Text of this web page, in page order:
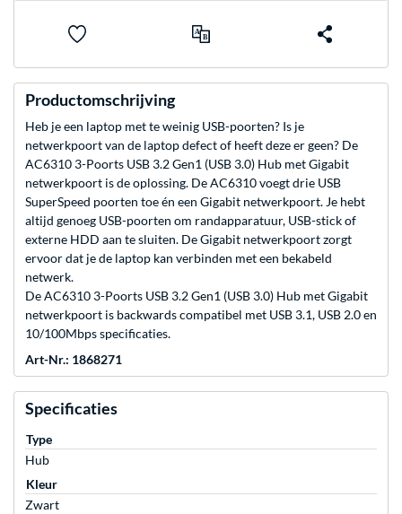
Productomschrijving
Heb je een laptop met te weinig USB-poorten? Is je
netwerkpoort van de laptop defect of heeft deze er geen? De
AC6310 3-Poorts USB 3.2 Gen1 (USB 3.0) Hub met Gigabit
netwerkpoort is de oplossing. De AC6310 voegt drie USB
SuperSpeed poorten toe én een Gigabit netwerkpoort. Je hebt
altijd genoeg USB-poorten om randapparatuur, USB-stick of
externe HDD aan te sluiten. De Gigabit netwerkpoort zorgt
ervoor dat je de laptop kan verbinden met een bekabeld
netwerk.
De AC6310 3-Poorts USB 3.2 Gen1 (USB 3.0) Hub met Gigabit
netwerkpoort is backwards compatibel met USB 3.1, USB 2.0 en
10/100Mbps specificaties.
Art-Nr.: 1868271
Specificaties
Type
Hub
Kleur
Zwart